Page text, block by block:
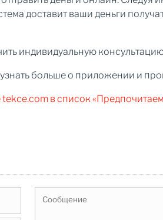
доставит ваши деньги
индивидуальную
больше о приложении и
tekce.com в список